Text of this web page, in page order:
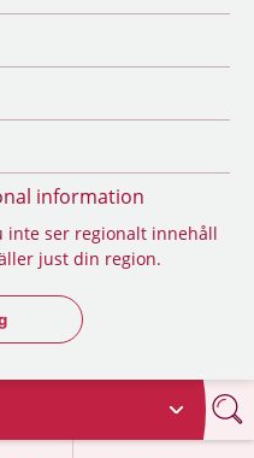
information
inte ser regionalt innehåll
just din region.
regionsväljaren
1177.se